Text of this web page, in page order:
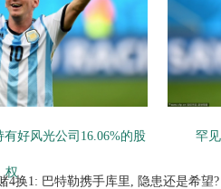
好风光公司16.06%的股
权
罕
4换1: 巴特勒携手库里, 隐患还是希望?